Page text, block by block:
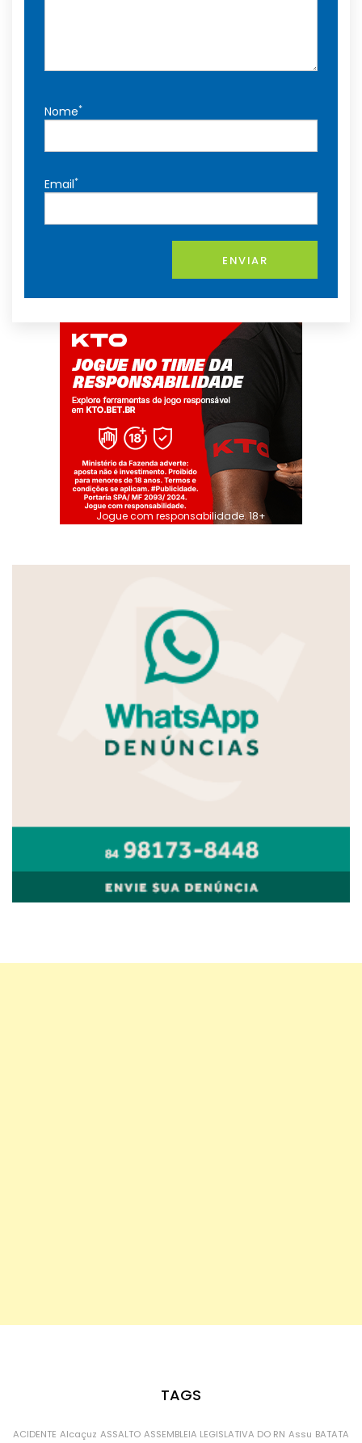
Nome*
Email*
ENVIAR
Jogue com responsabilidade. 18+
TAGS
ACIDENTE Alcaçuz ASSALTO ASSEMBLEIA LEGISLATIVA DO RN Assu BATATA